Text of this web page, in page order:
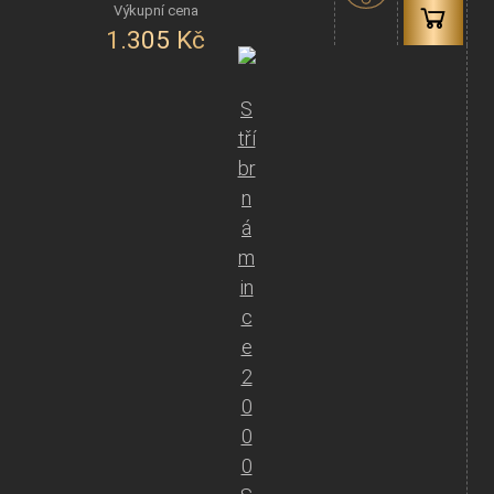
1.305 Kč
S
tří
br
n
á
m
in
c
e
2
0
0
0